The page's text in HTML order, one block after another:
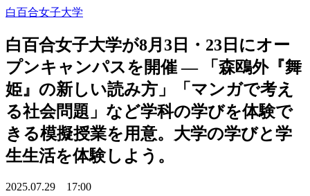
白百合女子大学
白百合女子大学が8月3日・23日にオー
プンキャンパスを開催 ― 「森鴎外『舞
姫』の新しい読み方」「マンガで考え
る社会問題」など学科の学びを体験で
きる模擬授業を用意。大学の学びと学
生生活を体験しよう。
2025.07.29 17:00